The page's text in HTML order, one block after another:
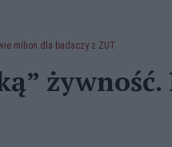
milion dla badaczy z ZUT